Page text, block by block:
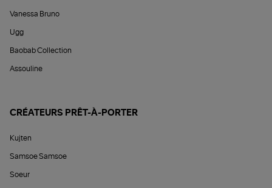
Vanessa Bruno
Ugg
Baobab Collection
Assouline
CRÉATEURS PRÊT-À-PORTER
Kujten
Samsoe Samsoe
Soeur